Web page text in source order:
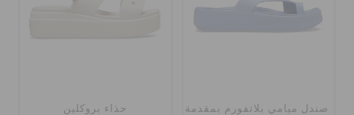
صندل ميامي بلاتفورم بمقدمة
حذاء بروكلين